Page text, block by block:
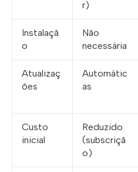
r)
Instalaçã
o
Não
necessária
Atualizaç
ões
Automátic
as
Custo
inicial
Reduzido
(subscriçã
o)